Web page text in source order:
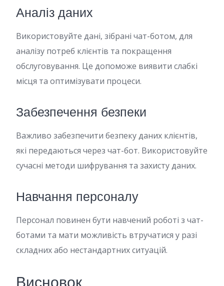
Аналіз даних
Використовуйте дані, зібрані чат-ботом, для
аналізу потреб клієнтів та покращення
обслуговування. Це допоможе виявити слабкі
місця та оптимізувати процеси.
Забезпечення безпеки
Важливо забезпечити безпеку даних клієнтів,
які передаються через чат-бот. Використовуйте
сучасні методи шифрування та захисту даних.
Навчання персоналу
Персонал повинен бути навчений роботі з чат-
ботами та мати можливість втручатися у разі
складних або нестандартних ситуацій.